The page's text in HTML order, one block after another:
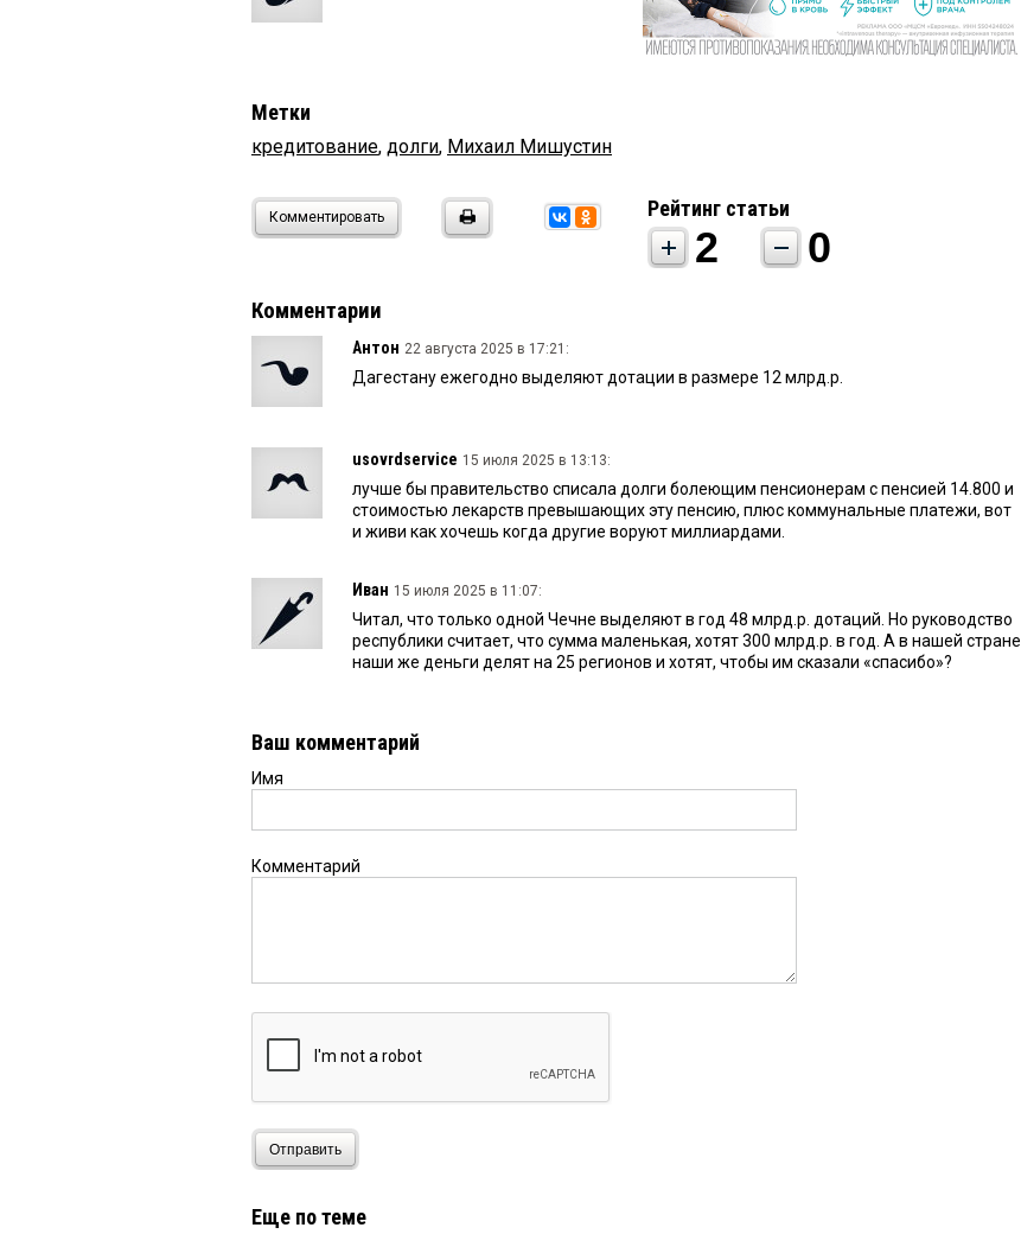
Метки
кредитование, долги, Михаил Мишустин
Комментировать Рейтинг статьи
2 0
Комментарии
Антон 22 августа 2025 в 17:21:
Дагестану ежегодно выделяют дотации в размере 12 млрд.р.
usovrdservice 15 июля 2025 в 13:13:
лучше бы правительство списала долги болеющим пенсионерам с пенсией 14.800 и
стоимостью лекарств превышающих эту пенсию, плюс коммунальные платежи, вот
и живи как хочешь когда другие воруют миллиардами.
Иван 15 июля 2025 в 11:07:
Читал, что только одной Чечне выделяют в год 48 млрд.р. дотаций. Но руководство
республики считает, что сумма маленькая, хотят 300 млрд.р. в год. А в нашей стране
наши же деньги делят на 25 регионов и хотят, чтобы им сказали «спасибо»?
Ваш комментарий
Имя
Комментарий
Отправить
Еще по теме